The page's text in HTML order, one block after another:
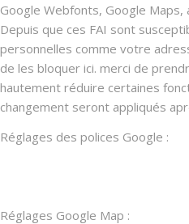
Google Webfonts, Google
Depuis que ces FAI sont
personnelles comme votre
de les bloquer ici. merci de
hautement réduire certaines
changement seront appliqués
Réglages des polices Google :
Réglages Google Map :